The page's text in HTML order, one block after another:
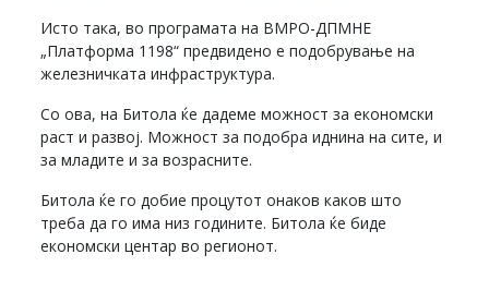
Исто така, во програмата на ВМРО-ДПМНЕ
„Платформа 1198“ предвидено е подобрување на
железничката инфраструктура.
Со ова, на Битола ќе дадеме можност за економски
раст и развој. Можност за подобра иднина на сите, и
за младите и за возрасните.
Битола ќе го добие процутот онаков каков што
треба да го има низ годините. Битола ќе биде
економски центар во регионот.